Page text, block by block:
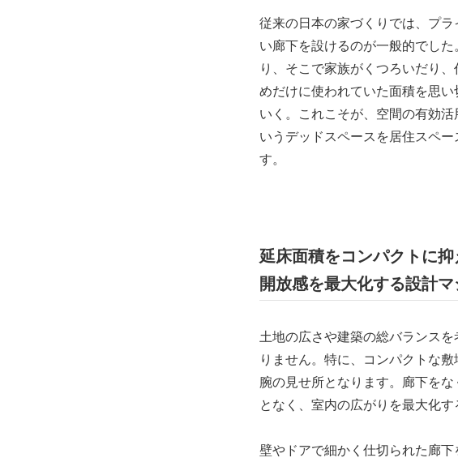
従来の日本の家づくりでは、プ
い廊下を設けるのが一般的でし
り、そこで家族がくつろいだり
めだけに使われていた面積を思
いく。これこそが、空間の有効
いうデッドスペースを居住スペ
す。
延床面積をコンパクトに抑
開放感を最大化する設計マ
土地の広さや建築の総バランス
りません。特に、コンパクトな
腕の見せ所となります。廊下を
となく、室内の広がりを最大化
壁やドアで細かく仕切られた廊